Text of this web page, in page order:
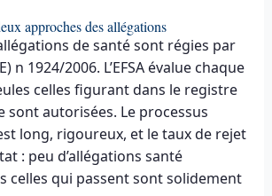
approches des allégations
de santé sont régies par
n 1924/2006. L’EFSA évalue chaque
celles figurant dans le registre
sont autorisées. Le processus
long, rigoureux, et le taux de rejet
: peu d’allégations santé
celles qui passent sont solidement